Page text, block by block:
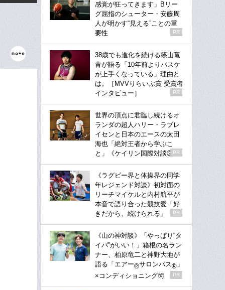
感覚が狂ってきます」Bリー
グ屈指のシューター・安藤周
人が明かす“見える”ことの重
要性
PR
38歳でも進化を続ける篠山竜
青が語る「10年前よりバスケ
が上手くなっている」理由と
は。［MVVりらいぶ賞 受賞者
インタビュー］
PR
世界の頂点に君臨し続けるオ
ランダの超人ハリー・ラブレ
イセンと日本のエースの太田
海也「絶対王者から学ぶこ
と」《ケイリン国際対談②》
PR
《ラグビー界と体操界の同学
年レジェンド対談》初対面の
リーチマイケルと内村航平が
本音で語り合った競技愛「好
きだから、続けられる」
PR
《山の神対談》「やっぱり“タ
イパ”がいい！」箱根の名ラン
ナー、柏原竜二と神野大地が
語る「エアー®サロンパス® 」
×コンディショニング術
PR